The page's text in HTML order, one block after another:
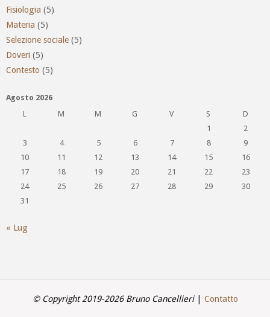
Fisiologia (5)
Materia (5)
Selezione sociale (5)
Doveri (5)
Contesto (5)
Agosto 2026
L
M M G V S
D
1
2
3
4 5 6 7 8
9
10
11 12 13 14 15
16
17
18 19 20 21 22
23
24
25 26 27 28 29
30
31
« Lug
© Copyright 2019-2026 Bruno Cancellieri| Contatto